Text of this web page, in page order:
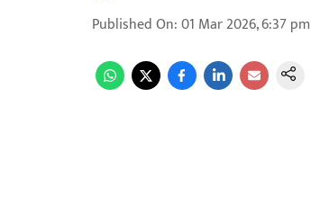
Published On:01 Mar 2026, 6:37 pm